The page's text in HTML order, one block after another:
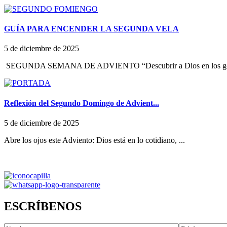
GUÍA PARA ENCENDER LA SEGUNDA VELA
5 de diciembre de 2025
SEGUNDA SEMANA DE ADVIENTO “Descubrir a Dios en los
Reflexión del Segundo Domingo de Advient...
5 de diciembre de 2025
Abre los ojos este Adviento: Dios está en lo cotidiano, ...
ESCRÍBENOS